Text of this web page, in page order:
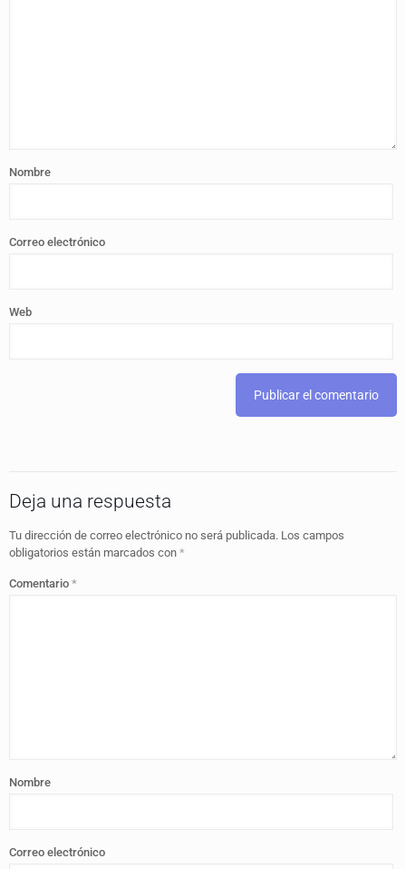
Nombre
Correo electrónico
Web
Deja una respuesta
Tu dirección de correo electrónico no será publicada. Los campos
obligatorios están marcados con *
Comentario *
Nombre
Correo electrónico